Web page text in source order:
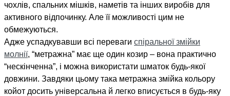
чохлів, спальних мішків, наметів та інших виробів для
активного відпочинку. Але її можливості цим не
обмежуються.
Адже успадкувавши всі переваги спіральної змійки
молнії, “метражна” має ще один козир – вона практично
“нескінченна”, і можна використати шматок будь-якої
довжини. Завдяки цьому така метражна змійка кольору
койот досить універсальна й легко вписується в будь-яку